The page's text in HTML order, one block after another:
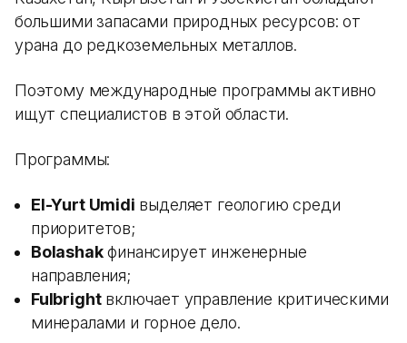
большими запасами природных ресурсов: от
урана до редкоземельных металлов.
Поэтому международные программы активно
ищут специалистов в этой области.
Программы:
El-Yurt Umidi выделяет геологию среди
приоритетов;
Bolashakфинансирует инженерные
направления;
Fulbrightвключает управление критическими
минералами и горное дело.